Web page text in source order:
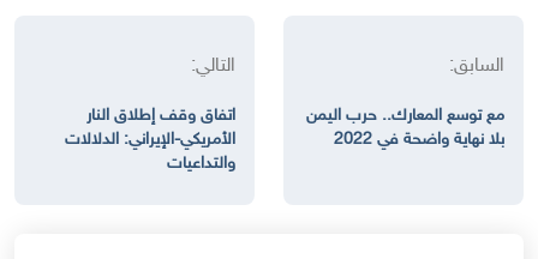
السابق:
مع توسع المعارك.. حرب اليمن
بلا نهاية واضحة في 2022
التالي:
اتفاق وقف إطلاق النار
الأمريكي-الإيراني: الدلالات
والتداعيات